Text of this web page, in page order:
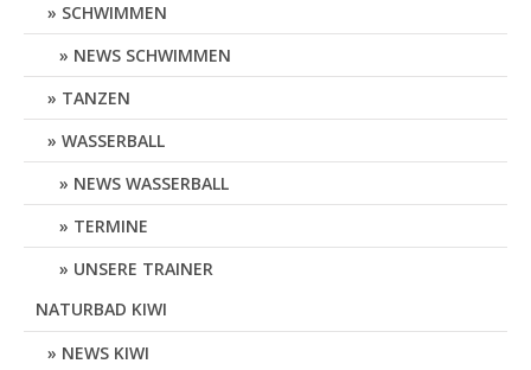
SCHWIMMEN
NEWS SCHWIMMEN
TANZEN
WASSERBALL
NEWS WASSERBALL
TERMINE
UNSERE TRAINER
NATURBAD KIWI
NEWS KIWI